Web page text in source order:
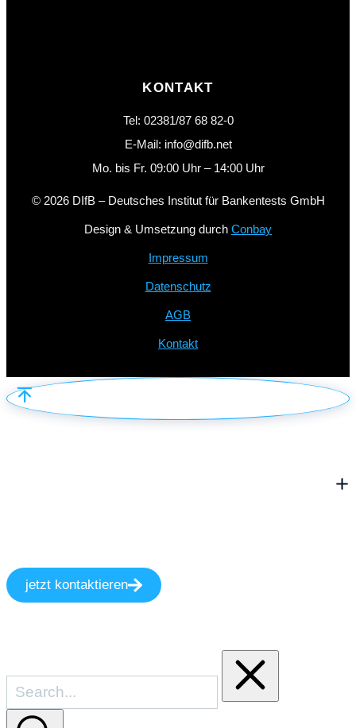
KONTAKT
Tel: 02381/87 68 82-0
E-Mail: info@difb.net
Mo. bis Fr. 09:00 Uhr – 14:00 Uhr
© 2026 DIfB – Deutsches Institut für Bankentests GmbH
Design & Umsetzung durch Conbay
Impressum
Datenschutz
AGB
Kontakt
jetzt kontaktieren